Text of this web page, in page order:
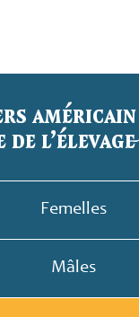
américain
l’élevage
Femelles
Mâles